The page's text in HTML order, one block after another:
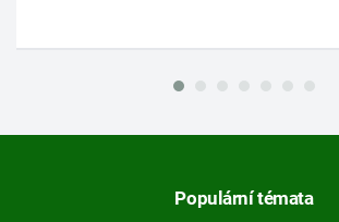
Populární témata